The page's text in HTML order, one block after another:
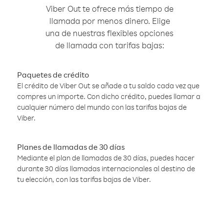
Viber Out te ofrece más tiempo de
llamada por menos dinero. Elige
una de nuestras flexibles opciones
de llamada con tarifas bajas:
Paquetes de crédito
El crédito de Viber Out se añade a tu saldo cada vez que
compres un importe. Con dicho crédito, puedes llamar a
cualquier número del mundo con las tarifas bajas de
Viber.
Planes de llamadas de 30 días
Mediante el plan de llamadas de 30 días, puedes hacer
durante 30 días llamadas internacionales al destino de
tu elección, con las tarifas bajas de Viber.